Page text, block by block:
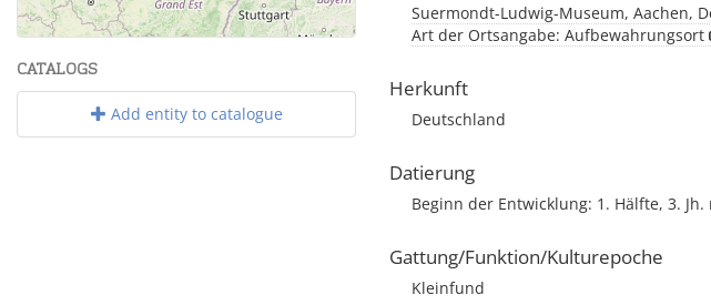
Leaflet| Maps and Data ©OpenStreetMap.
CATALOGS
Add entity to catalogue
Suermondt-Ludwig-Museum, Aachen,
Art der Ortsangabe: Aufbewahrungsort
Herkunft
Deutschland
Datierung
Beginn der Entwicklung: 1. Hälfte, 3. Jh.
Gattung/Funktion/Kulturepoche
Kleinfund